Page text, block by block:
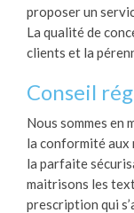
proposer un
La qualité de
clients et la
Conseil
Nous sommes en
la conformité aux
la parfaite
maitrisons les
prescription qui